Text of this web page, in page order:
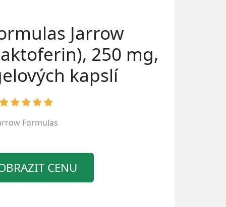
Jarrow
250 mg,
kapslí
Formulas
CENU